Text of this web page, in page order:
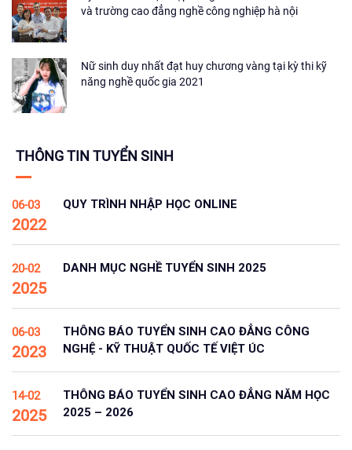
và trường cao đẳng nghề công nghiệp hà nội
Nữ sinh duy nhất đạt huy chương vàng tại kỳ thi kỹ
năng nghề quốc gia 2021
THÔNG TIN TUYỂN SINH
06-03
2022
QUY TRÌNH NHẬP HỌC ONLINE
20-02
2025
DANH MỤC NGHỀ TUYỂN SINH 2025
06-03
2023
THÔNG BÁO TUYỂN SINH CAO ĐẲNG CÔNG
NGHỆ - KỸ THUẬT QUỐC TẾ VIỆT ÚC
14-02
2025
THÔNG BÁO TUYỂN SINH CAO ĐẲNG NĂM HỌC
2025 – 2026